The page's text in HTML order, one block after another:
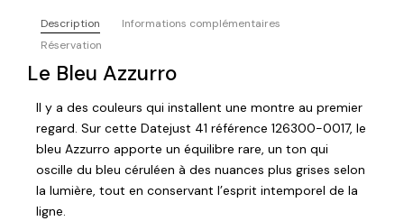
Description
Informations complémentaires
Réservation
Le Bleu Azzurro
Il y a des couleurs qui installent une montre au premier
regard. Sur cette Datejust 41 référence 126300-0017, le
bleu Azzurro apporte un équilibre rare, un ton qui
oscille du bleu céruléen à des nuances plus grises selon
la lumière, tout en conservant l’esprit intemporel de la
ligne.